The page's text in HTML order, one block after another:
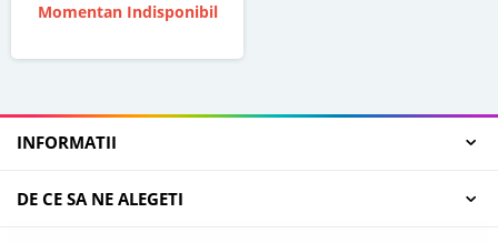
Momentan Indisponibil
INFORMATII
DE CE SA NE ALEGETI